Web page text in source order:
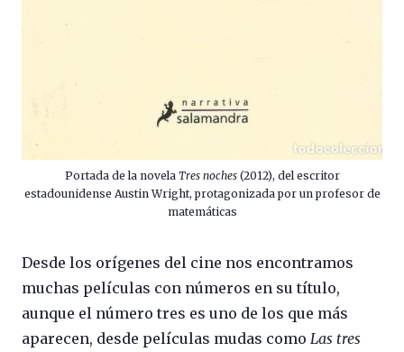
Portada de la novela Tres noches(2012), del escritor
estadounidense Austin Wright, protagonizada por un profesor de
matemáticas
Desde los orígenes del cine nos encontramos
muchas películas con números en su título,
aunque el número tres es uno de los que más
aparecen, desde películas mudas como Las tres